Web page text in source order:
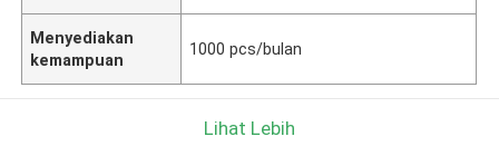
Menyediakan
kemampuan
1000 pcs/bulan
Lihat Lebih